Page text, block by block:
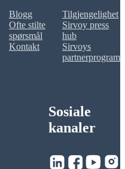
Blogg
Ofte stilte
spørsmål
Kontakt
Tilgjengelighet
Sirvoy press
hub
Sirvoys
partnerprogram
Sosiale
kanaler